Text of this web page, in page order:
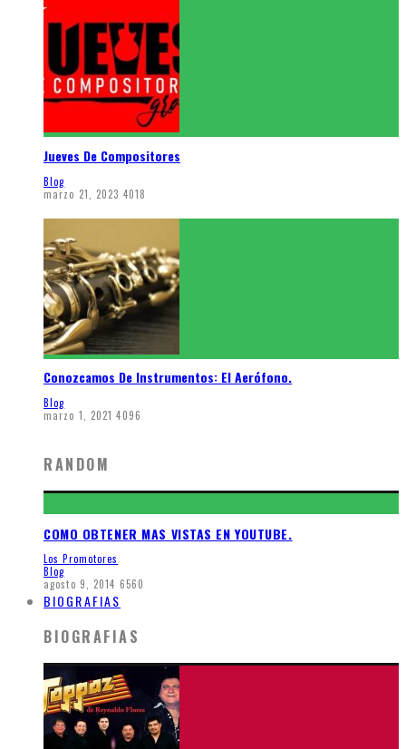
Jueves De Compositores
Blog
marzo 21, 2023 4018
Conozcamos De Instrumentos: El Aerófono.
Blog
marzo 1, 2021 4096
RANDOM
COMO OBTENER MAS VISTAS EN YOUTUBE.
Los Promotores
Blog
agosto 9, 2014 6560
BIOGRAFIAS
BIOGRAFIAS